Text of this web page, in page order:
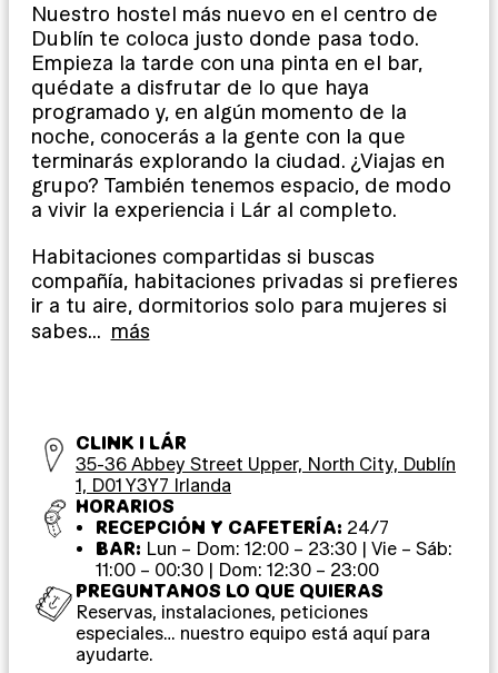
Nuestro hostel más nuevo en el centro de
Dublín te coloca justo donde pasa todo.
Empieza la tarde con una pinta en el bar,
quédate a disfrutar de lo que haya
programado y, en algún momento de la
noche, conocerás a la gente con la que
terminarás explorando la ciudad. ¿Viajas en
grupo? También tenemos espacio, de modo
a vivir la experiencia i Lár al completo.
Habitaciones compartidas si buscas
compañía, habitaciones privadas si prefieres
ir a tu aire, dormitorios solo para mujeres si
sabes… más
CLINK I LÁR
35-36 Abbey Street Upper, North City, Dublín
1, D01 Y3Y7 Irlanda
HORARIOS
RECEPCIÓN Y CAFETERÍA: 24/7
BAR: Lun – Dom: 12:00 – 23:30 | Vie – Sáb:
11:00 – 00:30 | Dom: 12:30 – 23:00
PREGUNTANOS LO QUE QUIERAS
Reservas, instalaciones, peticiones
especiales… nuestro equipo está aquí para
ayudarte.